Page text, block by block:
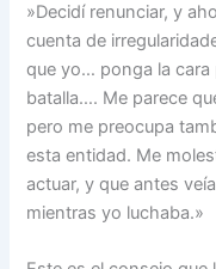
»Decidí renunciar, y
cuenta de
que yo… ponga la cara
batalla…. Me parece
pero me preocupa
esta entidad. Me
actuar, y que antes
mientras yo luchaba.»